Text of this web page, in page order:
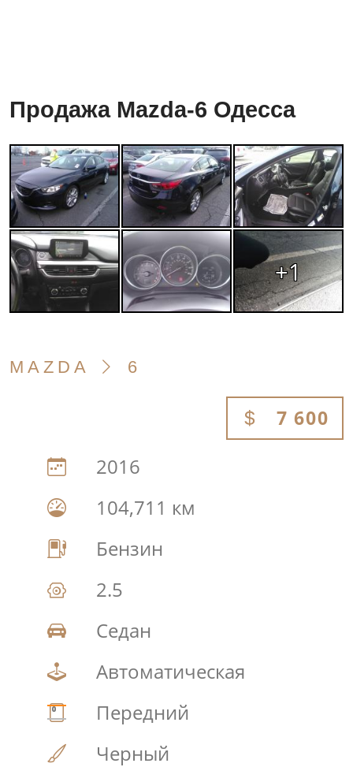
Продажа Mazda-6 Одесса
+1
MAZDA 6
7 600
2016
104,711 км
Бензин
2.5
Седан
Автоматическая
Передний
Черный